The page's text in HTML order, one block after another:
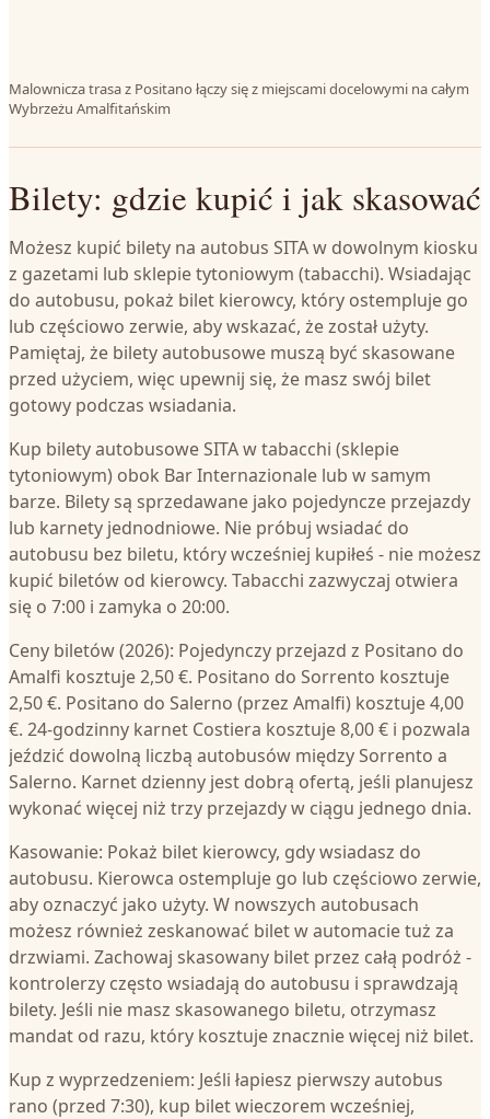
Malownicza trasa z Positano łączy się z miejscami docelowymi na całym
Wybrzeżu Amalfitańskim
Bilety: gdzie kupić i jak skasować
Możesz kupić bilety na autobus SITA w dowolnym kiosku
z gazetami lub sklepie tytoniowym (tabacchi). Wsiadając
do autobusu, pokaż bilet kierowcy, który ostempluje go
lub częściowo zerwie, aby wskazać, że został użyty.
Pamiętaj, że bilety autobusowe muszą być skasowane
przed użyciem, więc upewnij się, że masz swój bilet
gotowy podczas wsiadania.
Kup bilety autobusowe SITA w tabacchi (sklepie
tytoniowym) obok Bar Internazionale lub w samym
barze. Bilety są sprzedawane jako pojedyncze przejazdy
lub karnety jednodniowe. Nie próbuj wsiadać do
autobusu bez biletu, który wcześniej kupiłeś - nie możesz
kupić biletów od kierowcy. Tabacchi zazwyczaj otwiera
się o 7:00 i zamyka o 20:00.
Ceny biletów (2026): Pojedynczy przejazd z Positano do
Amalfi kosztuje 2,50 €. Positano do Sorrento kosztuje
2,50 €. Positano do Salerno (przez Amalfi) kosztuje 4,00
€. 24-godzinny karnet Costiera kosztuje 8,00 € i pozwala
jeździć dowolną liczbą autobusów między Sorrento a
Salerno. Karnet dzienny jest dobrą ofertą, jeśli planujesz
wykonać więcej niż trzy przejazdy w ciągu jednego dnia.
Kasowanie: Pokaż bilet kierowcy, gdy wsiadasz do
autobusu. Kierowca ostempluje go lub częściowo zerwie,
aby oznaczyć jako użyty. W nowszych autobusach
możesz również zeskanować bilet w automacie tuż za
drzwiami. Zachowaj skasowany bilet przez całą podróż -
kontrolerzy często wsiadają do autobusu i sprawdzają
bilety. Jeśli nie masz skasowanego biletu, otrzymasz
mandat od razu, który kosztuje znacznie więcej niż bilet.
Kup z wyprzedzeniem: Jeśli łapiesz pierwszy autobus
rano (przed 7:30), kup bilet wieczorem wcześniej,